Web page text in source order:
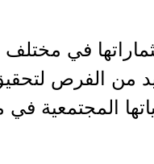
في مختلف
من الفرص
المجتمعية